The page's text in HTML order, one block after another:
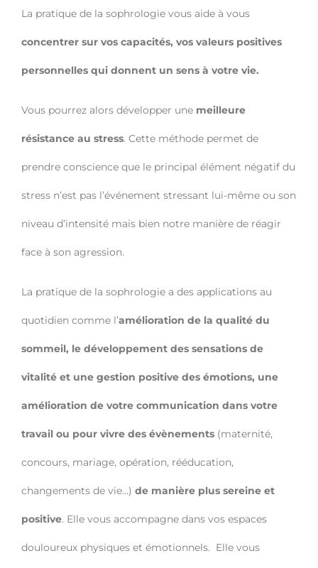
La pratique de la sophrologie vous aide à vous
concentrer sur vos capacités, vos valeurs positives
personnelles qui donnent un sens à votre vie.
Vous pourrez alors développer une meilleure
résistance au stress. Cette méthode permet de
prendre conscience que le principal élément négatif du
stress n’est pas l’événement stressant lui-même ou son
niveau d’intensité mais bien notre manière de réagir
face à son agression.
La pratique de la sophrologie a des applications au
quotidien comme l’amélioration de la qualité du
sommeil, le développement des sensations de
vitalité et une gestion positive des émotions, une
amélioration de votre communication dans votre
travail ou pour vivre des évènements (maternité,
concours, mariage, opération, rééducation,
changements de vie…) de manière plus sereine et
positive. Elle vous accompagne dans vos espaces
douloureux physiques et émotionnels. Elle vous